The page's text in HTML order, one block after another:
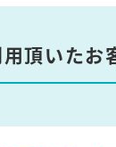
頂いたお